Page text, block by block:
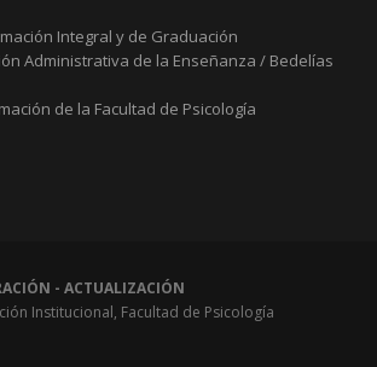
Integral y de Graduación
Administrativa de la Enseñanza / Bedelías
de la Facultad de Psicología
- ACTUALIZACIÓN
Institucional, Facultad de Psicología